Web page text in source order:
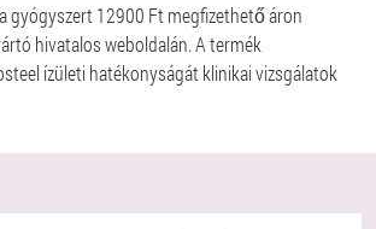
gyógyszert 12900 Ft megfizethető áron
hivatalos weboldalán. A termék
ízületi hatékonyságát klinikai vizsgálatok